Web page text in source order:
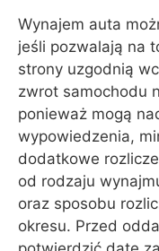
Wynajem auta
jeśli pozwalają na
strony uzgodnią
zwrot samochodu
ponieważ mogą
wypowiedzenia,
dodatkowe
od rodzaju
oraz sposobu
okresu. Przed